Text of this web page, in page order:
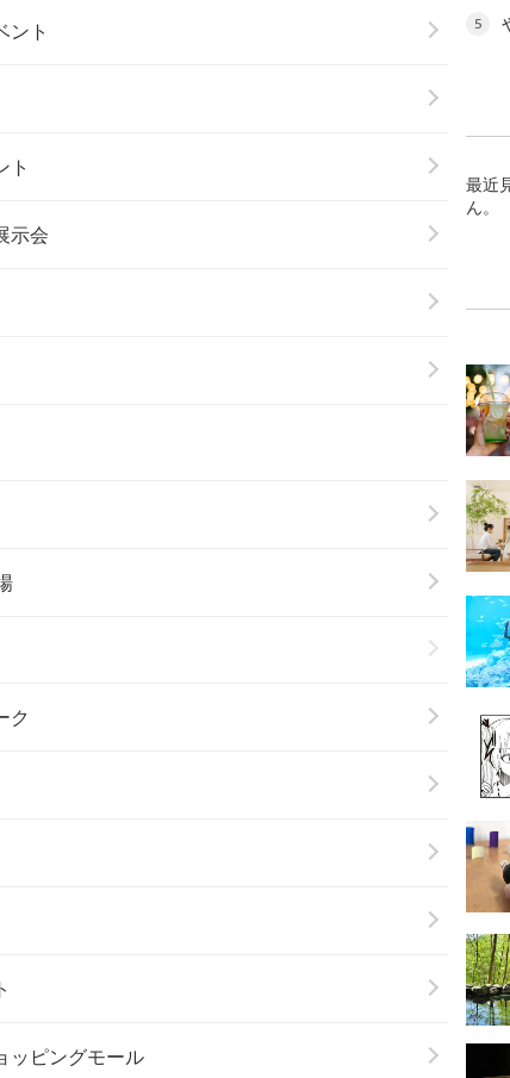
ント
ト
示会
ク
ッピングモール
5
最近
ん。